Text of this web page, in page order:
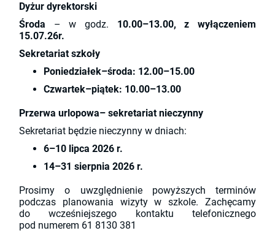
Dyżur dyrektorski
Środa – w godz. 10.00–13.00, z wyłączeniem
15.07.26r.
Sekretariat szkoły
Poniedziałek–środa: 12.00–15.00
Czwartek–piątek: 10.00–13.00
Przerwa urlopowa– sekretariat nieczynny
Sekretariat będzie nieczynny w dniach:
6–10 lipca 2026 r.
14–31 sierpnia 2026 r.
Prosimy o uwzględnienie powyższych terminów
podczas planowania wizyty w szkole. Zachęcamy
do wcześniejszego kontaktu telefonicznego
pod numerem 61 8130 381